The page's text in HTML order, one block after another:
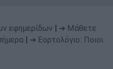
εφημερίδων
➔ Μάθετε
➔ Εορτολόγιο: Ποιοι